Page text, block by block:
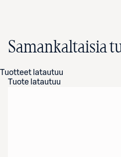
Samankaltaisia
Tuotteet latautuu
Tuote latautuu